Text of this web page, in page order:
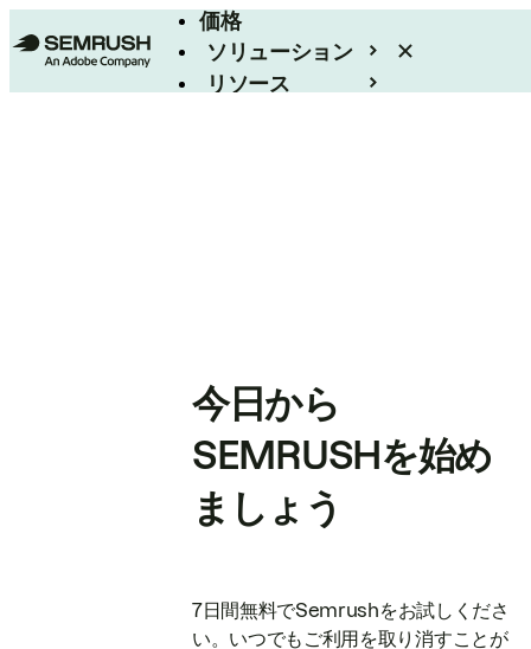
価格
ソリューション
リソース
今日から
SEMRUSHを始め
ましょう
7日間無料でSemrushをお試しくださ
い。いつでもご利用を取り消すことが